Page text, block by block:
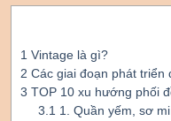
1 Vintage là gì?
2 Các giai đoạn phát triển
3 TOP 10 xu hướng phối
3.1 1. Quần yếm, sơ